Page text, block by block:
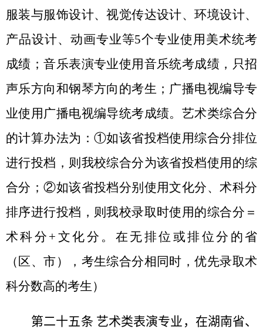
服装与服饰设计、视觉传达设计、环境设计、
产品设计、动画专业等5个专业使用美术统考
成绩；音乐表演专业使用音乐统考成绩，只招
声乐方向和钢琴方向的考生；广播电视编导专
业使用广播电视编导统考成绩。艺术类综合分
的计算办法为：①如该省投档使用综合分排位
进行投档，则我校综合分为该省投档使用的综
合分；②如该省投档分别使用文化分、术科分
排序进行投档，则我校录取时使用的综合分＝
术科分 + 文化分。在无排位或排位分的省
（区、市），考生综合分相同时，优先录取术
科分数高的考生）
第二十五条 艺术类表演专业，在湖南省、